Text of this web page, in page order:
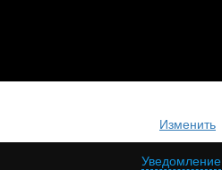
Изменить
Уведомление